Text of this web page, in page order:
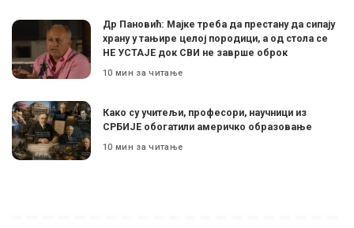
Др Пановић: Мајке треба да престану да сипају
храну у тањире целој породици, а од стола се
НЕ УСТАЈЕ док СВИ не заврше оброк
10 мин за читање
Како су учитељи, професори, научници из
СРБИЈЕ обогатили америчко образовање
10 мин за читање